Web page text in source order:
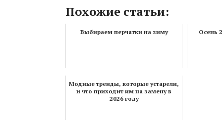
Похожие статьи:
Выбираем перчатки на зиму
Осень
Модные тренды, которые устарели,
и что приходит им на замену в
2026 году